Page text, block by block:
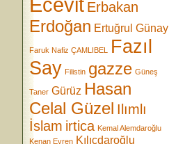
Erbakan
Erdoğan Ertuğrul Günay
Faruk Nafiz ÇAMLIBEL
Fazıl
Say Filistin gazze Güneş
Taner Gürüz Hasan
Celal Güzel Ilımlı
İslam irtica Kemal Alemdaroğlu
Kenan Evren Kılıçdaroğlu